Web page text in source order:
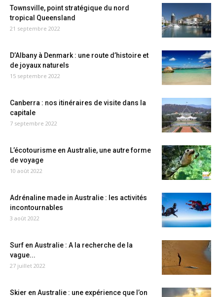
Townsville, point stratégique du nord
tropical Queensland
21 septembre 2022
D’Albany à Denmark : une route d’histoire et
de joyaux naturels
15 septembre 2022
Canberra : nos itinéraires de visite dans la
capitale
7 septembre 2022
L’écotourisme en Australie, une autre forme
de voyage
10 août 2022
Adrénaline made in Australie : les activités
incontournables
3 août 2022
Surf en Australie : A la recherche de la
vague...
27 juillet 2022
Skier en Australie : une expérience que l’on